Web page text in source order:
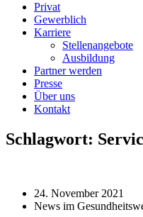
Privat
Gewerblich
Karriere
Stellenangebote
Ausbildung
Partner werden
Presse
Über uns
Kontakt
Schlagwort:
24. November 2021
News im